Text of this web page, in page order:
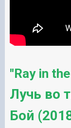
''Ray in
Лучь во
Бой